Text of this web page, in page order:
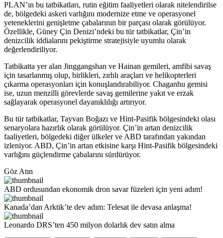
PLAN’ın bu tatbikatları, rutin eğitim faaliyetleri olarak nitelendirilse
de, bölgedeki askeri varlığını modernize etme ve operasyonel
yeteneklerini genişletme çabalarının bir parçası olarak görülüyor.
Özellikle, Güney Çin Denizi’ndeki bu tür tatbikatlar, Çin’in
denizcilik iddialarını pekiştirme stratejisiyle uyumlu olarak
değerlendiriliyor.
Tatbikatta yer alan Jinggangshan ve Hainan gemileri, amfibi savaş
için tasarlanmış olup, birlikleri, zırhlı araçları ve helikopterleri
çıkarma operasyonları için konuşlandırabiliyor. Chaganhu gemisi
ise, uzun menzilli görevlerde savaş gemilerine yakıt ve erzak
sağlayarak operasyonel dayanıklılığı artırıyor.
Bu tür tatbikatlar, Tayvan Boğazı ve Hint-Pasifik bölgesindeki olası
senaryolara hazırlık olarak görülüyor. Çin’in artan denizcilik
faaliyetleri, bölgedeki diğer ülkeler ve ABD tarafından yakından
izleniyor. ABD, Çin’in artan etkisine karşı Hint-Pasifik bölgesindeki
varlığını güçlendirme çabalarını sürdürüyor.
Göz Atın
ABD ordusundan ekonomik dron savar füzeleri için yeni adım!
Kanada’dan Arktik’te dev adım: Telesat ile devasa anlaşma!
Leonardo DRS’ten 450 milyon dolarlık dev satın alma